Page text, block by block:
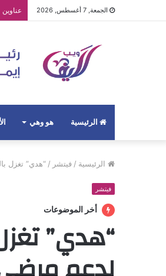
الجمعة, 7 أغسطس, 2026 عناوين
الرئيسية هو وهي
الرئيسية / فيتشر / “هدي” تغزل
فيتشر
أخر الموضوعات
“هدي”